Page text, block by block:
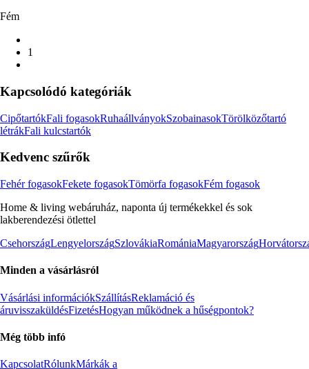
Fém
1
Kapcsolódó kategóriák
CipőtartókFali fogasokRuhaállványokSzobainasokTörölközőtartó
létrákFali kulcstartók
Kedvenc szűrők
Fehér fogasokFekete fogasokTömörfa fogasokFém fogasok
Home & living webáruház, naponta új termékekkel és sok
lakberendezési ötlettel
CsehországLengyelországSzlovákiaRomániaMagyarország
Minden a vásárlásról
Vásárlási információkSzállításReklamáció és
áruvisszaküldésFizetésHogyan működnek a hűségpontok?
Még több infó
KapcsolatRólunkMárkák a